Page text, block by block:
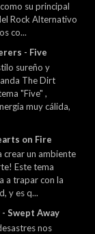
su principal
Rock Alternativo
co...
- Five
sureño y
The Dirt
"Five" ,
muy cálida,
on Fire
crear un ambiente
Este tema
a trapar con la
y es q...
Swept Away
nos